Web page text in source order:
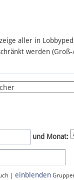
aller in
werden
und Monat:
| einblenden